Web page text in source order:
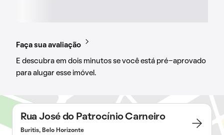
Faça sua avaliação
E descubra em dois minutos se você está pré-aprovado
para alugar esse imóvel.
Rua José do Patrocínio Carneiro
Buritis, Belo Horizonte